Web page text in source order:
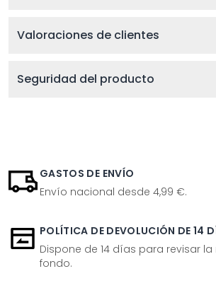
Valoraciones de clientes
Seguridad del producto
GASTOS DE ENVÍO
Envío nacional desde 4,99 €.
POLÍTICA DE DEVOLUCIÓN DE 14
Dispone de 14 días para revisar
fondo.